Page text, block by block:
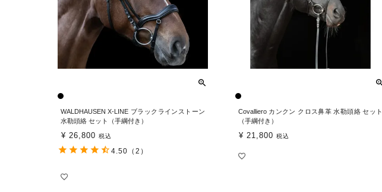
WALDHAUSEN X-LINE ブラックラインストーン
水勒頭絡 セット（手綱付き）
¥ 26,800 税込
4.50 （2）
Covalliero カンクン クロス鼻革 水勒頭絡 セット
（手綱付き）
¥ 21,800 税込